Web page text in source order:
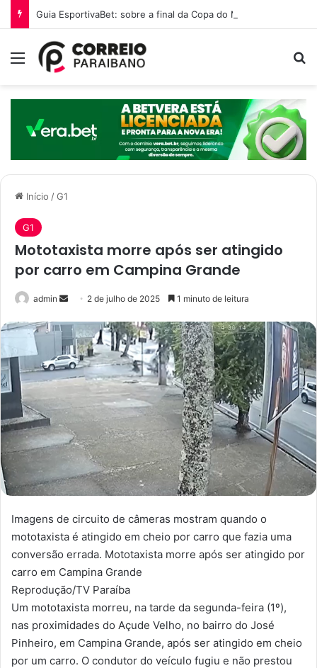
Guia EsportivaBet: sobre a final da Copa do Mundo 2026
Menu
Início /G1
G1
Mototaxista morre após ser atingido
por carro em Campina Grande
admin
n
d
e
u
-
m
2 de julho de 2025 1 minuto de leitura
Imagens de circuito de câmeras mostram quando o
mototaxista é atingido em cheio por carro que fazia uma
conversão errada. Mototaxista morre após ser atingido por
carro em Campina Grande
Reprodução/TV Paraíba
Um mototaxista morreu, na tarde da segunda-feira (1º),
nas proximidades do Açude Velho, no bairro do José
Pinheiro, em Campina Grande, após ser atingido em cheio
por um carro. O condutor do veículo fugiu e não prestou